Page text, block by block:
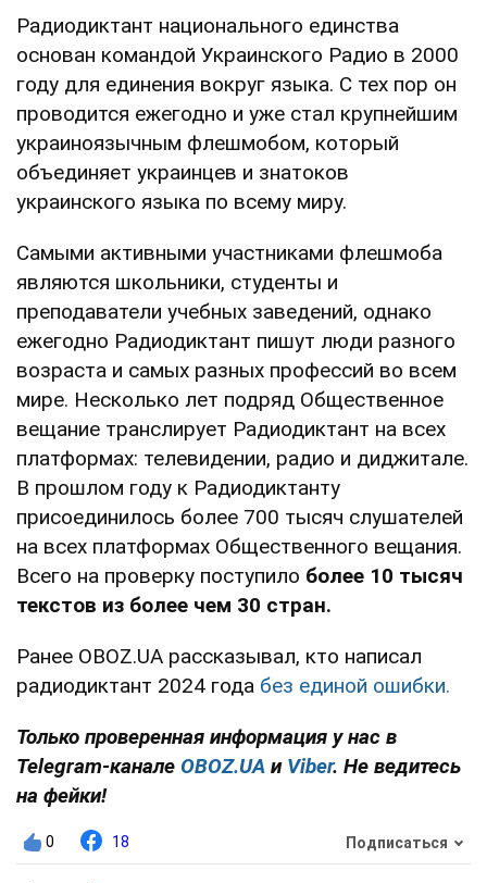
Радиодиктант национального единства
основан командой Украинского Радио в 2000
году для единения вокруг языка. С тех пор он
проводится ежегодно и уже стал крупнейшим
украиноязычным флешмобом, который
объединяет украинцев и знатоков
украинского языка по всему миру.
Самыми активными участниками флешмоба
являются школьники, студенты и
преподаватели учебных заведений, однако
ежегодно Радиодиктант пишут люди разного
возраста и самых разных профессий во всем
мире. Несколько лет подряд Общественное
вещание транслирует Радиодиктант на всех
платформах: телевидении, радио и диджитале.
В прошлом году к Радиодиктанту
присоединилось более 700 тысяч слушателей
на всех платформах Общественного вещания.
Всего на проверку поступило более 10 тысяч
текстов из более чем 30 стран.
Ранее OBOZ.UA рассказывал, кто написал
радиодиктант 2024 года без единой ошибки.
Только проверенная информация у нас в
Telegram-канале OBOZ.UA и Viber. Не ведитесь
на фейки!
0 18 Подписаться